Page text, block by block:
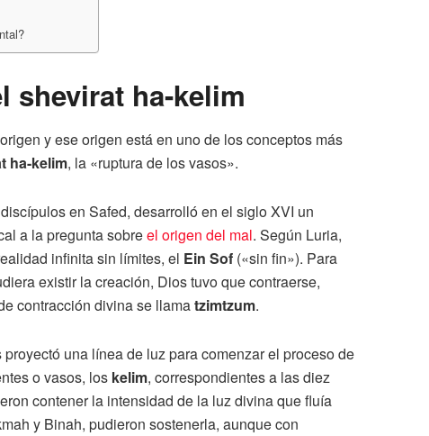
shevirat ha-kelim
y ese origen está en uno de los conceptos más
ha-kelim, la «ruptura de los vasos».
en Safed, desarrolló en el siglo XVI un
a la pregunta sobreel origen del mal. Según Luria,
infinita sin límites, el Ein Sof («sin fin»). Para
existir la creación, Dios tuvo que contraerse,
contracción divina se llamatzimtzum.
una línea de luz para comenzar el proceso de
o vasos, los kelim, correspondientes a las diez
contener la intensidad de la luz divina que fluía
y Binah, pudieron sostenerla, aunque con